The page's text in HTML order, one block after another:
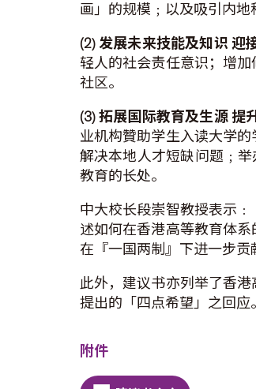
画」的规模﹔以及吸引内地
(2) 发展未来技能及知识 迎
轻人的社会责任意识；增
社区。
(3) 拓展国际教育及生源 提
业机构贊助学生入读大学
解决本地人才短缺问题﹔
教育的长处。
中大校长段崇智教授表示
述如何在香港高等教育体
在『一国两制』下进一步贡
此外，建议书亦列举了香
提出的「四点希望」之回应。
附件